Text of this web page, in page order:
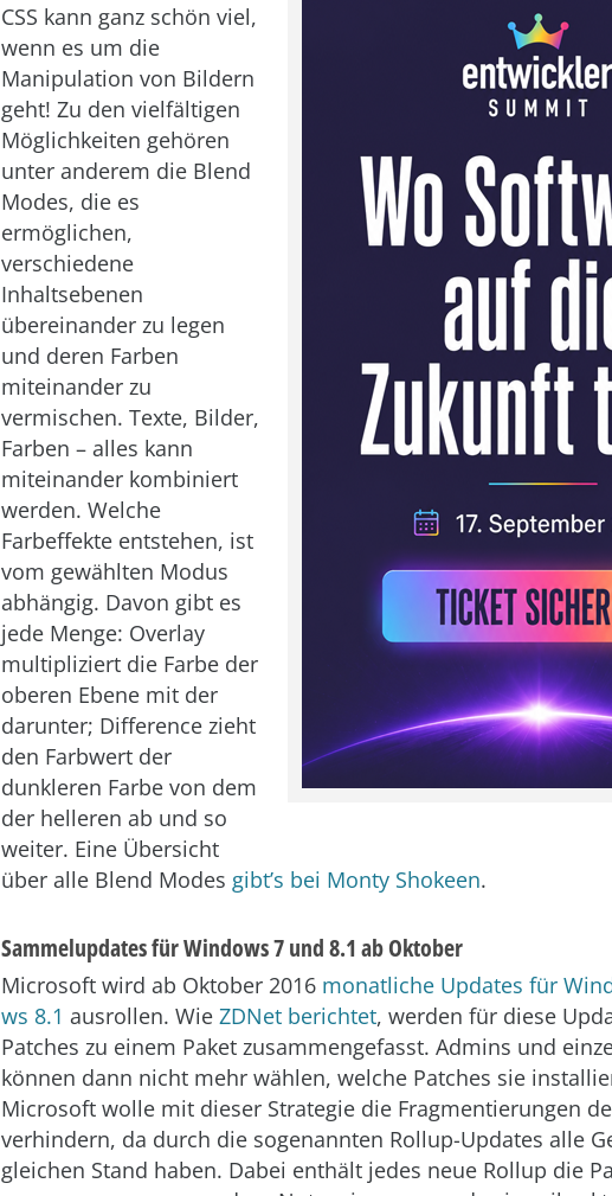
CSS kann ganz schön viel,
wenn es um die
Manipulation von Bildern
geht! Zu den vielfältigen
Möglichkeiten gehören
unter anderem die Blend
Modes, die es
ermöglichen,
verschiedene
Inhaltsebenen
übereinander zu legen
und deren Farben
miteinander zu
vermischen. Texte, Bilder,
Farben – alles kann
miteinander kombiniert
werden. Welche
Farbeffekte entstehen, ist
vom gewählten Modus
abhängig. Davon gibt es
jede Menge: Overlay
multipliziert die Farbe der
oberen Ebene mit der
darunter; Difference zieht
den Farbwert der
dunkleren Farbe von dem
der helleren ab und so
weiter. Eine Übersicht
über alle Blend Modes gibt’s bei Monty Shokeen.
Sammelupdates für Windows 7 und 8.1 ab Oktober
Microsoft wird ab Oktober 2016 monatliche Updates für
ws 8.1 ausrollen. Wie ZDNet berichtet, werden für diese
Patches zu einem Paket zusammengefasst. Admins und
können dann nicht mehr wählen, welche Patches sie
Microsoft wolle mit dieser Strategie die Fragmentierungen
verhindern, da durch die sogenannten Rollup-Updates alle
gleichen Stand haben. Dabei enthält jedes neue Rollup die